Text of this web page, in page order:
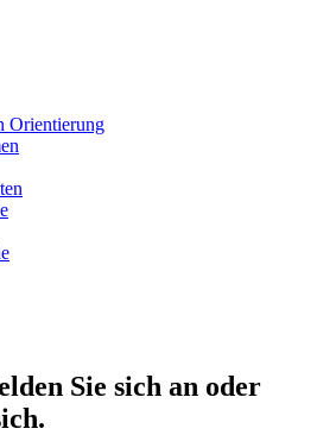
Orientierung
Sie sich an oder